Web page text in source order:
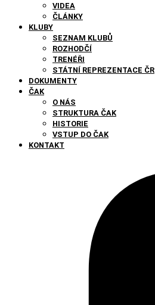
VIDEA
ČLÁNKY
KLUBY
SEZNAM KLUBŮ
ROZHODČÍ
TRENÉŘI
STÁTNÍ REPREZENTACE ČR
DOKUMENTY
ČAK
O NÁS
STRUKTURA ČAK
HISTORIE
VSTUP DO ČAK
KONTAKT